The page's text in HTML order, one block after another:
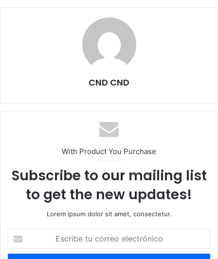
CND CND
With Product You Purchase
Subscribe to our mailing list
to get the new updates!
Lorem ipsum dolor sit amet, consectetur.
c